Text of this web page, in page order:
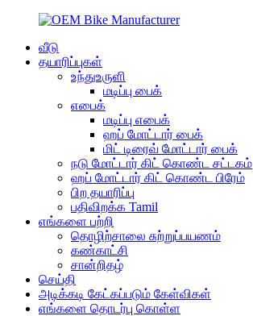
வீடு
தயாரிப்புகள்
உந்துஉருளி
மடிப்பு பைக்
எபைக்
மடிப்பு எபைக்
ஹப் மோட்டார் பைக்
மிட் டிரைவ் மோட்டார் பைக்
நடு மோட்டார் கிட் கொண்ட சட்டகம்
ஹப் மோட்டார் கிட் கொண்ட பிரேம்
பிற தயாரிப்பு
பதிவிறக்க Tamil
எங்களை பற்றி
தொழிற்சாலை சுற்றுப்பயணம்
கண்காட்சி
சான்றிதழ்
செய்தி
அடிக்கடி கேட்கப்படும் கேள்விகள்
எங்களை தொடர்பு கொள்ள